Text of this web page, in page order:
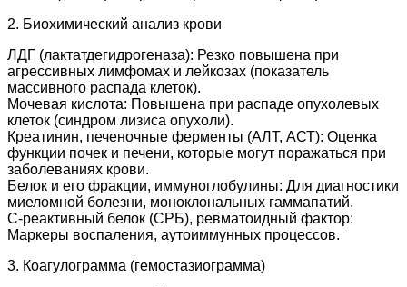
2. Биохимический анализ крови
ЛДГ (лактатдегидрогеназа): Резко повышена при
агрессивных лимфомах и лейкозах (показатель
массивного распада клеток).
Мочевая кислота: Повышена при распаде опухолевых
клеток (синдром лизиса опухоли).
Креатинин, печеночные ферменты (АЛТ, АСТ): Оценка
функции почек и печени, которые могут поражаться при
заболеваниях крови.
Белок и его фракции, иммуноглобулины: Для диагностики
миеломной болезни, моноклональных гаммапатий.
С-реактивный белок (СРБ), ревматоидный фактор:
Маркеры воспаления, аутоиммунных процессов.
3. Коагулограмма (гемостазиограмма)